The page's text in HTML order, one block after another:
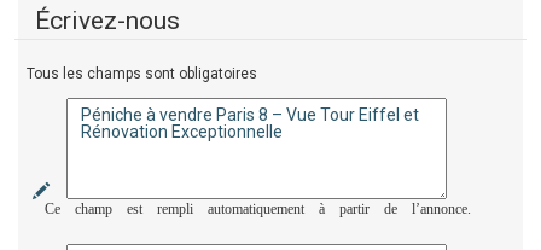
Écrivez-nous
Tous les champs sont obligatoires
Ce champ est rempli automatiquement à partir de l’annonce.